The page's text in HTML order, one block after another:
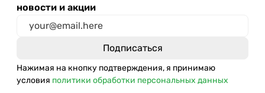
новости и акции
Нажимая на кнопку подтверждения, я принимаю
условия политики обработки персональных данных